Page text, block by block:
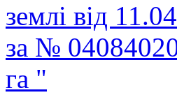
землі від
за №
га "